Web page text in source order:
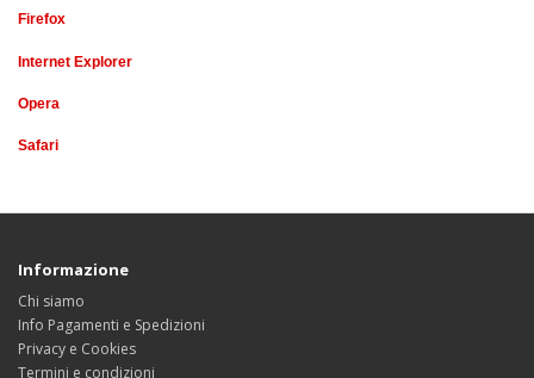
Firefox
Internet Explorer
Opera
Safari
Informazione
Chi siamo
Info Pagamenti e Spedizioni
Privacy e Cookies
Termini e condizioni